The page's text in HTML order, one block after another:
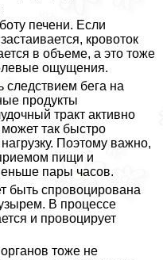
печени. Если
кровоток
в объеме, а это тоже
ощущения.
бега на
продукты
тpaкт активно
так быстро
Поэтому важно,
пищи и
пары часов.
быть спровоцирована
В процессе
и провоцирует
тоже не